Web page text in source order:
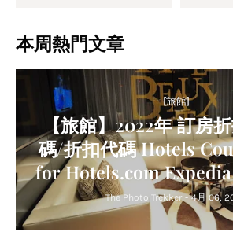
本周熱門文章
[旅館]
【旅館】2022年 訂房
碼/折扣代碼 Hotels
for Hotels.com
Agoda Trip.com
The Photo Trekker - 4月 06,